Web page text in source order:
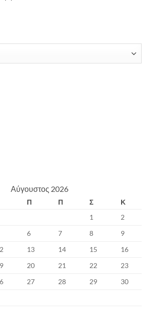
Αύγουστος 2026
Π Π Σ
Κ
1
2
6 7 8
9
13 14 15
16
20 21 22
23
27 28 29
30